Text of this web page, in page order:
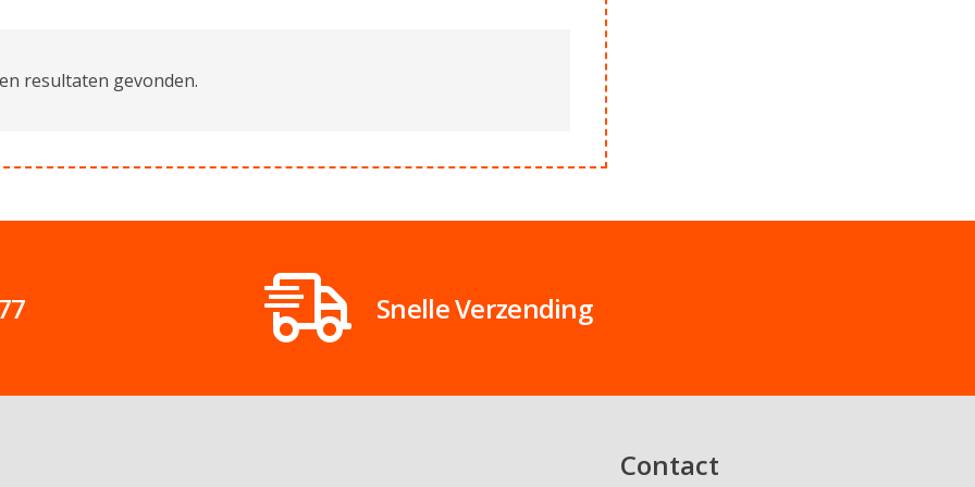
resultaten gevonden.
Snelle Verzending
Contact